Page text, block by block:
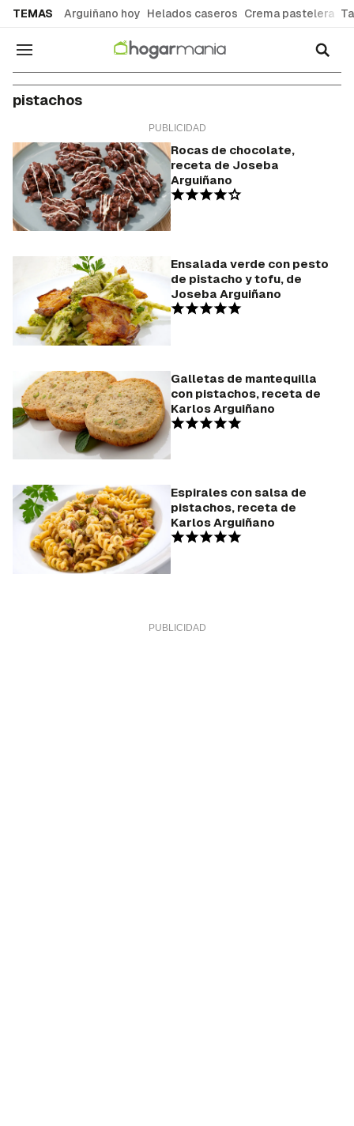
TEMAS Arguiñano hoy Helados caseros Crema pastelera
Navegación
pistachos
Rocas de chocolate,
receta de Joseba
Arguiñano
Ensalada verde con pesto
de pistacho y tofu, de
Joseba Arguiñano
Galletas de mantequilla
con pistachos, receta de
Karlos Arguiñano
Espirales con salsa de
pistachos, receta de
Karlos Arguiñano